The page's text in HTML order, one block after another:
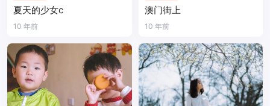
夏天的少女c
10 年前
澳门街上
10 年前